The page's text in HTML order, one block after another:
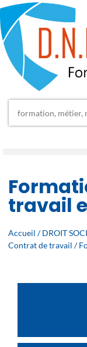
travail
Accueil /DROIT
Contrat de travail /